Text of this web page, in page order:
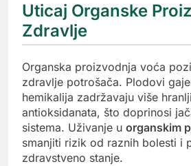
Uticaj Organske
Zdravlje
Organska proizvodnja voća
zdravlje potrošača. Plodovi
hemikalija zadržavaju više
antioksidanata, što doprinosi
sistema. Uživanje u organskim
smanjiti rizik od raznih bolesti i
zdravstveno stanje.